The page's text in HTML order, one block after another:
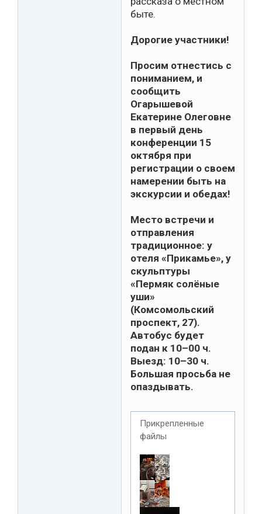
быте.
Дорогие участники!
Просим отнестись с
пониманием, и
сообщить
Огарышевой
Екатерине Олеговне
в первый день
конференции 15
октября при
регистрации о своем
намерении быть на
экскурсии и обедах!
Место встречи и
отправления
традиционное: у
отеля «Прикамье», у
скульптуры
«Пермяк солёные
уши»
(Комсомольский
проспект, 27).
Автобус будет
подан к 10–00 ч.
Выезд: 10–30 ч.
Большая просьба не
опаздывать.
Прикрепленные
файлы